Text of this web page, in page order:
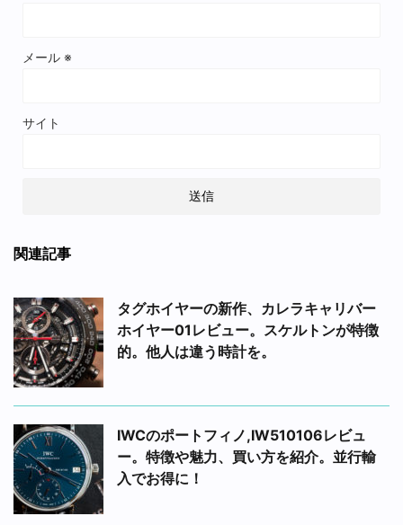
メール ※
サイト
関連記事
タグホイヤーの新作、カレラキャリバー
ホイヤー01レビュー。スケルトンが特徴
的。他人は違う時計を。
IWCのポートフィノ,IW510106レビュ
ー。特徴や魅力、買い方を紹介。並行輸
入でお得に！